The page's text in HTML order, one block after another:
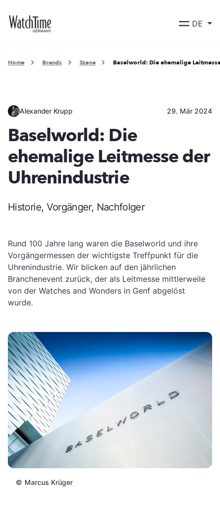
DE
Home Brands Szene Baselworld: Die ehemalige
Alexander Krupp 29. Mär 2024
Baselworld: Die
ehemalige Leitmesse der
Uhrenindustrie
Historie, Vorgänger, Nachfolger
Rund 100 Jahre lang waren die Baselworld und ihre
Vorgängermessen der wichtigste Treffpunkt für die
Uhrenindustrie. Wir blicken auf den jährlichen
Branchenevent zurück, der als Leitmesse mittlerweile
von der Watches and Wonders in Genf abgelöst
wurde.
© Marcus Krüger